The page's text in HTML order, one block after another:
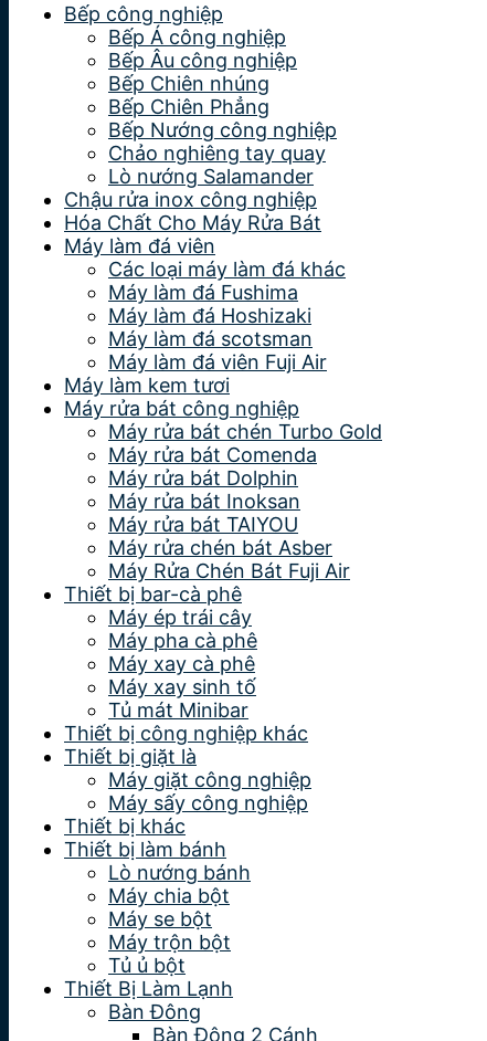
Bếp công nghiệp
Bếp Á công nghiệp
Bếp Âu công nghiệp
Bếp Chiên nhúng
Bếp Chiên Phẳng
Bếp Nướng công nghiệp
Chảo nghiêng tay quay
Lò nướng Salamander
Chậu rửa inox công nghiệp
Hóa Chất Cho Máy Rửa Bát
Máy làm đá viên
Các loại máy làm đá khác
Máy làm đá Fushima
Máy làm đá Hoshizaki
Máy làm đá scotsman
Máy làm đá viên Fuji Air
Máy làm kem tươi
Máy rửa bát công nghiệp
Máy rửa bát chén Turbo Gold
Máy rửa bát Comenda
Máy rửa bát Dolphin
Máy rửa bát Inoksan
Máy rửa bát TAIYOU
Máy rửa chén bát Asber
Máy Rửa Chén Bát Fuji Air
Thiết bị bar-cà phê
Máy ép trái cây
Máy pha cà phê
Máy xay cà phê
Máy xay sinh tố
Tủ mát Minibar
Thiết bị công nghiệp khác
Thiết bị giặt là
Máy giặt công nghiệp
Máy sấy công nghiệp
Thiết bị khác
Thiết bị làm bánh
Lò nướng bánh
Máy chia bột
Máy se bột
Máy trộn bột
Tủ ủ bột
Thiết Bị Làm Lạnh
Bàn Đông
Bàn Đông 2 Cánh